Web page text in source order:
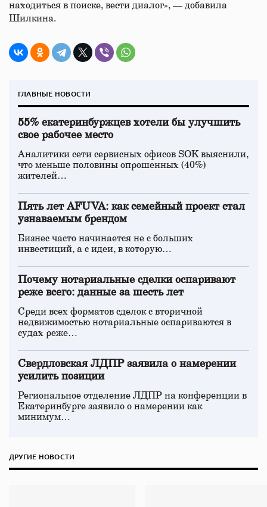
находиться в поиске, вести диалог», — добавила
Шилкина.
ГЛАВНЫЕ НОВОСТИ
55% екатеринбуржцев хотели бы улучшить
свое рабочее место
Аналитики сети сервисных офисов SOK выяснили,
что меньше половины опрошенных (40%)
жителей…
Пять лет AFUVA: как семейный проект стал
узнаваемым брендом
Бизнес часто начинается не с больших
инвестиций, а с идеи, в которую…
Почему нотариальные сделки оспаривают
реже всего: данные за шесть лет
Среди всех форматов сделок с вторичной
недвижимостью нотариальные оспариваются в
судах реже…
Свердловская ЛДПР заявила о намерении
усилить позиции
Региональное отделение ЛДПР на конференции в
Екатеринбурге заявило о намерении как
минимум…
ДРУГИЕ НОВОСТИ